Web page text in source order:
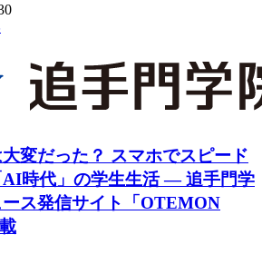
変だった？ スマホでスピード
AI時代」の学生生活 ― 追手門学
ース発信サイト「OTEMON